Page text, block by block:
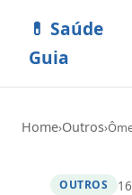
💊 Saúde
Guia
Home›Outros›
OUTROS